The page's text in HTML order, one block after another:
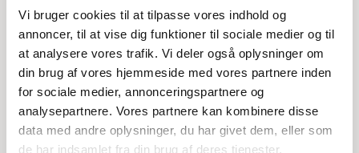
Vi bruger cookies til at tilpasse vores indhold og
annoncer, til at vise dig funktioner til sociale medier og til
at analysere vores trafik. Vi deler også oplysninger om
din brug af vores hjemmeside med vores partnere inden
for sociale medier, annonceringspartnere og
analysepartnere. Vores partnere kan kombinere disse
data med andre oplysninger, du har givet dem, eller som
de har indsamlet fra din brug af deres tjenester.
er der rigeligt med plads til at opbevare
forskellige genstande. Højden på 250 cm gør det
muligt at udnytte pladsen optimalt.
Specifikationer
Samlet længde: 380 cm
Dybde: 80 cm
Højde: 250 cm